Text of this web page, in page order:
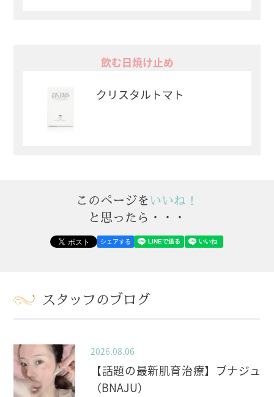
飲む日焼け止め
クリスタルトマト
このページをいいね！
と思ったら・・・
シェアする
スタッフのブログ
2026.08.06
【話題の最新肌育治療】ブナジュ
（BNAJU）